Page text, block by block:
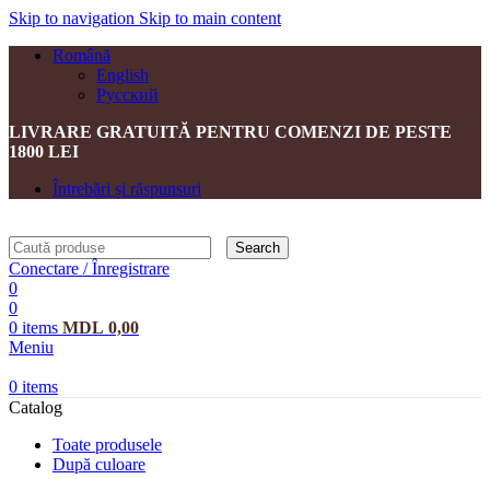
Skip to navigation Skip to main content
Română
English
Русский
LIVRARE GRATUITĂ PENTRU COMENZI DE PESTE
1800 LEI
Întrebări și răspunsuri
Search
Conectare / Înregistrare
0
0
0 items MDL 0,00
Meniu
0 items
Catalog
Toate produsele
După culoare